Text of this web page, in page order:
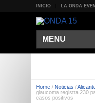
INICIO LA ONDA
MENU
Home / Noticias /
glaucoma registra 230
casos positivos